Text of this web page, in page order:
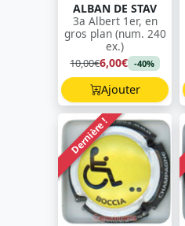
ALBAN DE STAV
3a Albert 1er, en
gros plan (num. 240
ex.)
10,00€6,00€ -40%
Ajouter
Dernière !